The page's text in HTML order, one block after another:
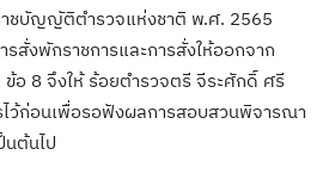
าชบัญญัติตำรวจแห่งชาติ พ.ศ. 2565
สั่งพักราชการและการสั่งให้ออกจาก
อ 8 จึงให้ ร้อยตำรวจตรี จีระศักดิ์ ศรี
ไว้ก่อนเพื่อรอฟังผลการสอบสวนพิจารณา
ต้นไป